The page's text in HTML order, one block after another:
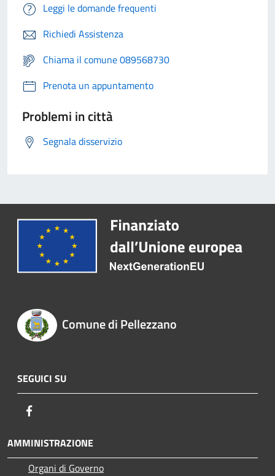
Leggi le domande frequenti
Richiedi Assistenza
Chiama il comune 089568730
Prenota un appuntamento
Problemi in città
Segnala disservizio
Comune di Pellezzano
SEGUICI SU
AMMINISTRAZIONE
Organi di Governo